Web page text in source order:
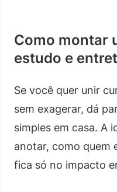
Como montar
estudo e
Se você quer unir
sem exagerar, dá
simples em casa. A
anotar, como quem
fica só no impacto